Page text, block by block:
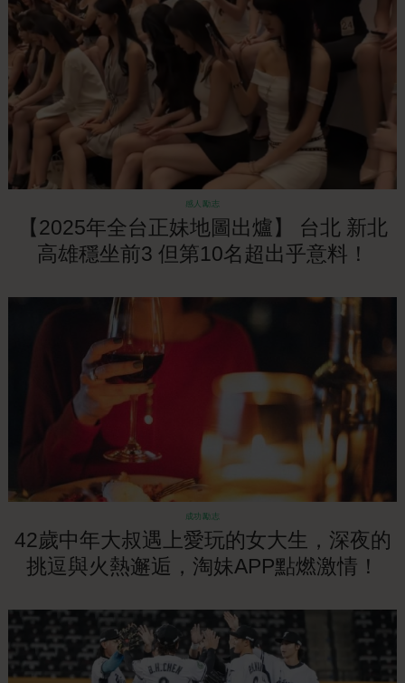
感人勵志
【2025年全台正妹地圖出爐】 台北 新北
高雄穩坐前3 但第10名超出乎意料！
成功勵志
42歲中年大叔遇上愛玩的女大生，深夜的
挑逗與火熱邂逅，淘妹APP點燃激情！